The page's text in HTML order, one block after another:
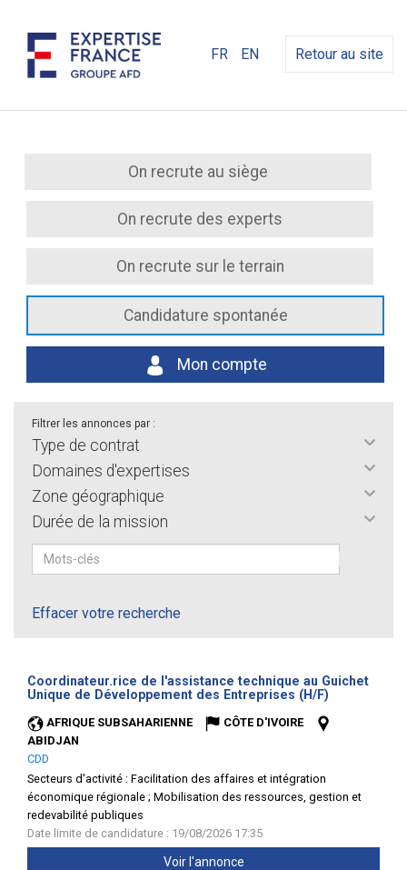
FR EN Retour au site
On recrute au siège
On recrute des experts
On recrute sur le terrain
Candidature spontanée
Mon compte
Filtrer les annonces par :
Type de contrat
Domaines d'expertises
Zone géographique
Durée de la mission
Effacer votre recherche
Coordinateur.rice de l'assistance technique au Guichet
Unique de Développement des Entreprises (H/F)
AFRIQUE SUBSAHARIENNE
CÔTE D'IVOIRE
ABIDJAN
CDD
Secteurs d'activité : Facilitation des affaires et intégration
économique régionale ; Mobilisation des ressources, gestion et
redevabilité publiques
Date limite de candidature : 19/08/2026 17:35
Voir l'annonce